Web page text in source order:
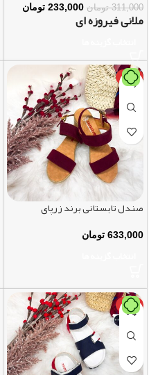
311,000 تومان 233,000 تومان
ملانی فیروزه ای
داغ
صندل تابستانی برند زرپای
633,000 تومان
داغ